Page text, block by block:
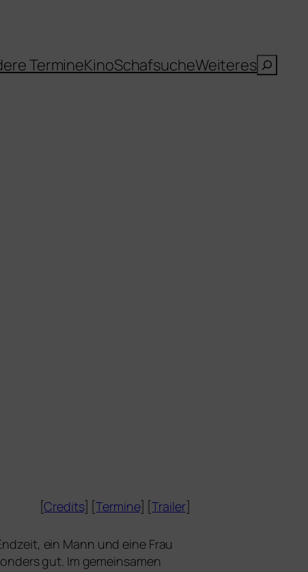
TermineKinoSchafsucheWeiteresSuchen
[Credits] [Termine] [Trailer]
ein Mann und eine Frau
gut. Im gemein­sa­men